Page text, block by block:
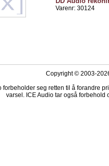
Varenr: 30124
Copyright © 2003-
forbeholder seg retten til å forandre
varsel. ICE Audio tar også forbehold